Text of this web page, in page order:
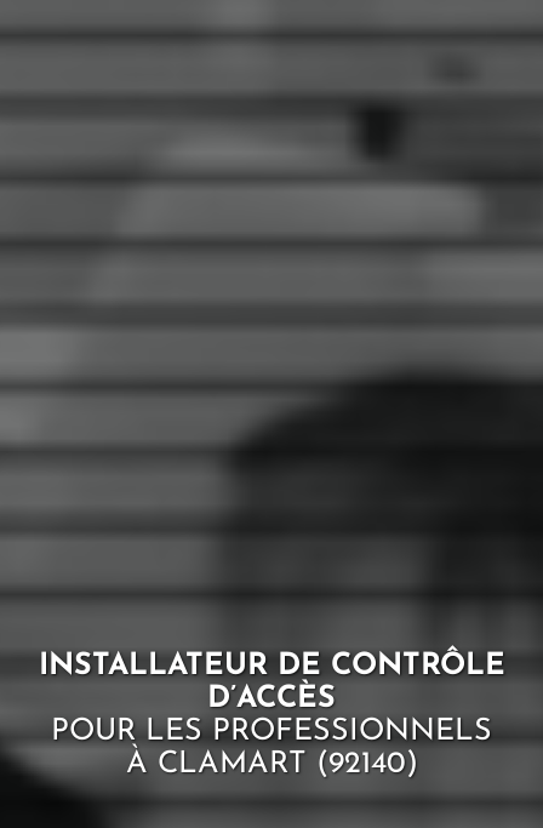
INSTALLATEUR DE CONTRÔLE
D’ACCÈS
POUR LES PROFESSIONNELS
À CLAMART (92140)